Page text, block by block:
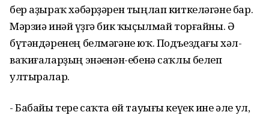
бер аҙыраҡ хәбәрҙәрен тыңлап киткеләгәне бар.
Мәрзиә инәй һүҙгә бик ҡыҫылмай торғайны. Ә
бүтәндәренең белмәгәне юҡ. Подъездағы хәл-
ваҡиғаларҙың энәһенән-ебенә саҡлы белеп
ултыралар.
- Бабайы тере саҡта өй тауығы кеүек ине әле ул,